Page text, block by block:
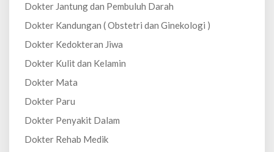
Dokter Jantung dan Pembuluh Darah
Dokter Kandungan ( Obstetri dan Ginekologi )
Dokter Kedokteran Jiwa
Dokter Kulit dan Kelamin
Dokter Mata
Dokter Paru
Dokter Penyakit Dalam
Dokter Rehab Medik